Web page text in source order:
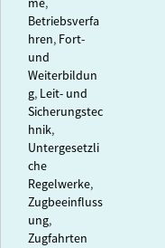
me,
Betriebsverfa
hren, Fort-
und
Weiterbildun
g, Leit- und
Sicherungstec
hnik,
Untergesetzli
che
Regelwerke,
Zugbeeinfluss
ung,
Zugfahrten